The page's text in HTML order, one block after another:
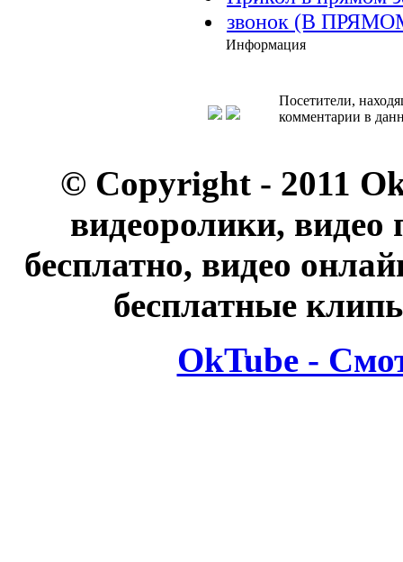
звонок (В
Информация
Посетители,
комментарии в
© Copyright - 2011
видеоролики, видео
бесплатно, видео
бесплатные
OkTube -